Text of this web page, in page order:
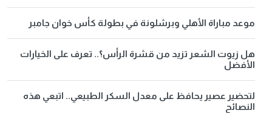
موعد مباراة الأهلي وبرشلونة في بطولة كأس خوان جامبر
هل زيوت الشعر تزيد من قشرة الرأس؟.. تعرف على الخيارات
الأفضل
لتحضير عصير يحافظ على معدل السكر الطبيعي.. اتبعي هذه
النصائح